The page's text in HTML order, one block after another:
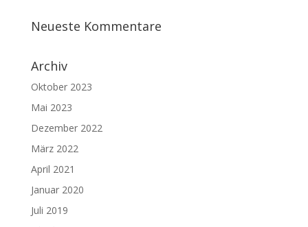
Neueste Kommentare
Archiv
Oktober 2023
Mai 2023
Dezember 2022
März 2022
April 2021
Januar 2020
Juli 2019